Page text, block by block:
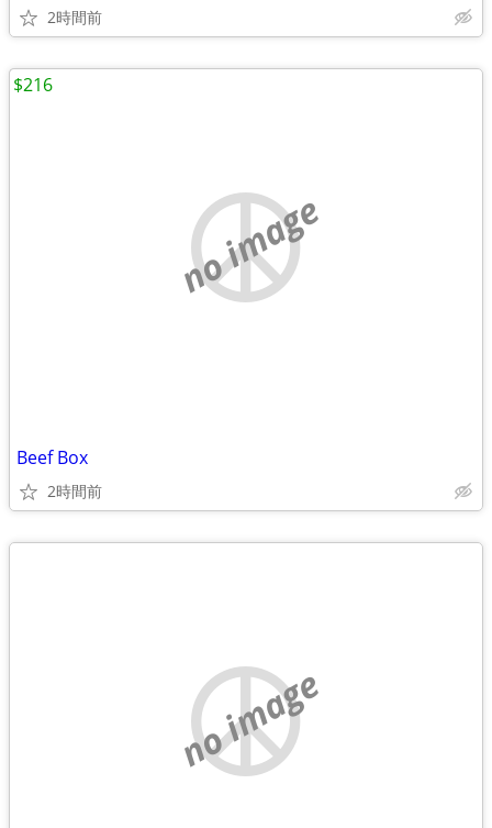
2時間前
no image
Beef Box
2時間前
$216
no image